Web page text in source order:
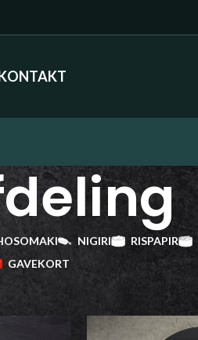
NIGIRI RISPAPIR
GAVEKORT